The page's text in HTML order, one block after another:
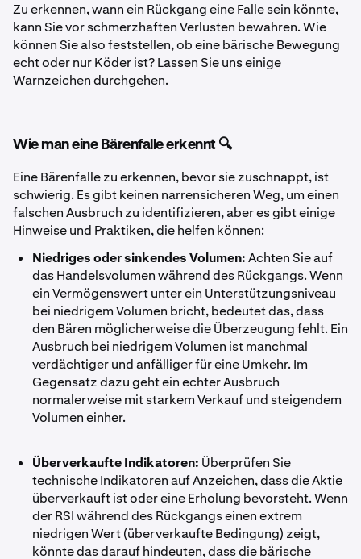
Zu erkennen, wann ein Rückgang eine Falle sein könnte,
kann Sie vor schmerzhaften Verlusten bewahren. Wie
können Sie also feststellen, ob eine bärische Bewegung
echt oder nur Köder ist? Lassen Sie uns einige
Warnzeichen durchgehen.
Wie man eine Bärenfalle erkennt 🔍
Eine Bärenfalle zu erkennen, bevor sie zuschnappt, ist
schwierig. Es gibt keinen narrensicheren Weg, um einen
falschen Ausbruch zu identifizieren, aber es gibt einige
Hinweise und Praktiken, die helfen können:
Niedriges oder sinkendes Volumen:Achten Sie auf
das Handelsvolumen während des Rückgangs. Wenn
ein Vermögenswert unter ein Unterstützungsniveau
bei niedrigem Volumen bricht, bedeutet das, dass
den Bären möglicherweise die Überzeugung fehlt. Ein
Ausbruch bei niedrigem Volumen ist manchmal
verdächtiger und anfälliger für eine Umkehr. Im
Gegensatz dazu geht ein echter Ausbruch
normalerweise mit starkem Verkauf und steigendem
Volumen einher.
Überverkaufte Indikatoren: Überprüfen Sie
technische Indikatoren auf Anzeichen, dass die Aktie
überverkauft ist oder eine Erholung bevorsteht. Wenn
der RSI während des Rückgangs einen extrem
niedrigen Wert (überverkaufte Bedingung) zeigt,
könnte das darauf hindeuten, dass die bärische